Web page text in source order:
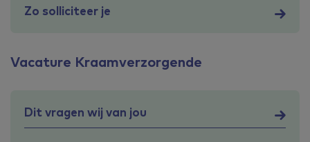
Zo solliciteer je
Vacature Kraamverzorgende
Dit vragen wij van jou